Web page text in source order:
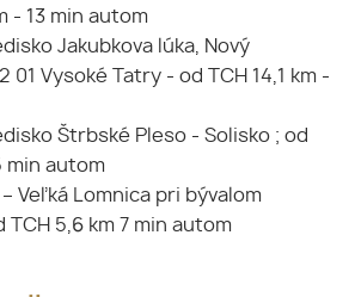
- 13 min autom
Jakubkova lúka, Nový
01 Vysoké Tatry - od TCH 14,1 km -
Štrbské Pleso - Solisko ; od
min autom
Veľká Lomnica pri bývalom
TCH 5,6 km 7 min autom